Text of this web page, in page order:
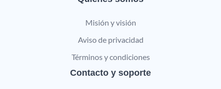
Misión y visión
Aviso de privacidad
Términos y condiciones
Contacto y soporte